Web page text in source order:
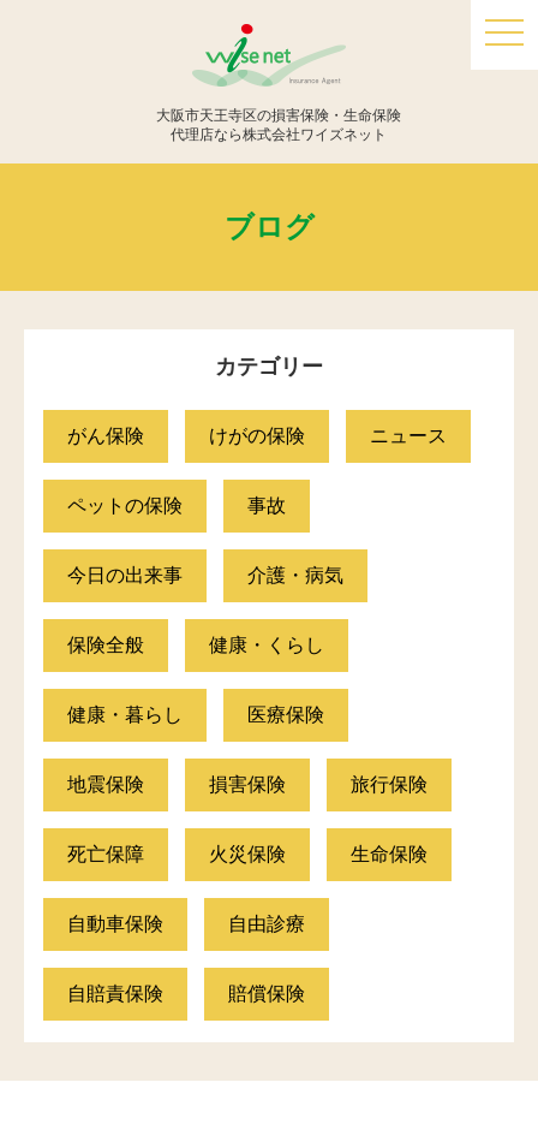
大阪市天王寺区の損害保険・生命保険
代理店なら株式会社ワイズネット
ブログ
カテゴリー
がん保険 けがの保険 ニュース
ペットの保険 事故
今日の出来事 介護・病気
保険全般 健康・くらし
健康・暮らし 医療保険
地震保険 損害保険 旅行保険
死亡保障 火災保険 生命保険
自動車保険 自由診療
自賠責保険 賠償保険